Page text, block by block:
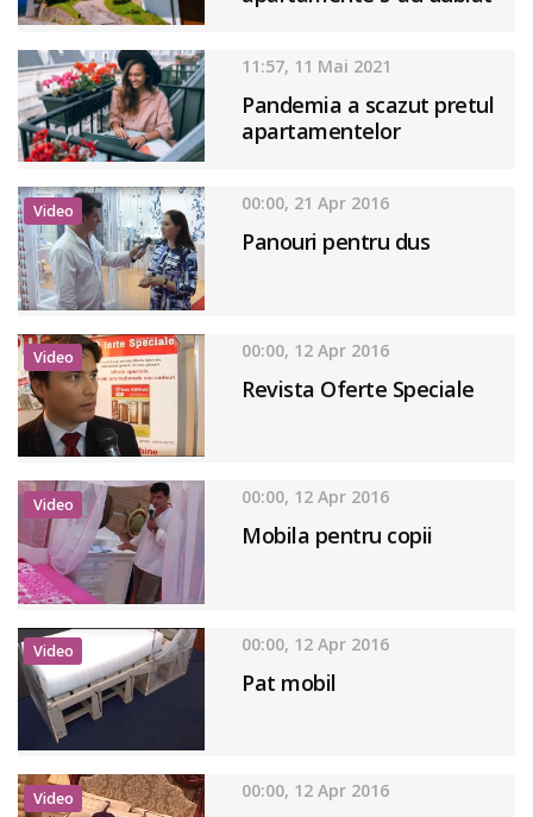
11:57, 11 Mai 2021
Pandemia a scazut pretul
apartamentelor
Video 00:00, 21 Apr 2016
Panouri pentru dus
Video 00:00, 12 Apr 2016
Revista Oferte Speciale
Video 00:00, 12 Apr 2016
Mobila pentru copii
Video 00:00, 12 Apr 2016
Pat mobil
Video 00:00, 12 Apr 2016